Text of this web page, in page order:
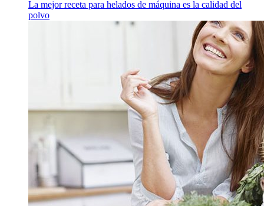
La mejor receta para helados de máquina es la calidad del
polvo